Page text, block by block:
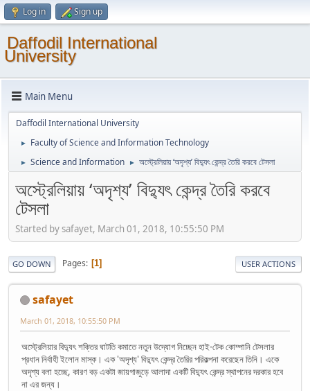
Log in Sign up
Daffodil International
University
Main Menu
Daffodil International University
► Faculty of Science and Information Technology
► Science and Information ► অস্ট্রেলিয়ায় ‘অদৃশ্য’ বিদ্যুৎ কেন্দ্র তৈরি করবে টেসলা
অস্ট্রেলিয়ায় ‘অদৃশ্য’ বিদ্যুৎ কেন্দ্র তৈরি করবে
টেসলা
Started by safayet, March 01, 2018, 10:55:50 PM
GO DOWN Pages 1 USER ACTIONS
safayet
March 01, 2018, 10:55:50 PM
অস্ট্রেলিয়ার বিদ্যুৎ শক্তির ঘাটতি কমাতে নতুন উদ্যোগ নিচ্ছেন হাই-টেক কোম্পানি টেসলার
প্রধান নির্বাহী ইলোন মাস্ক। এক 'অদৃশ্য' বিদ্যুৎ কেন্দ্র তৈরির পরিকল্পনা করেছেন তিনি। একে
অদৃশ্য বলা হচ্ছে, কারণ বড় একটা জায়গাজুড়ে আলাদা একটি বিদ্যুৎ কেন্দ্র স্থাপনের দরকার হবে
না এর জন্য।